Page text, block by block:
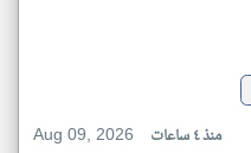
Aug 09, 2026
منذ ٤ ساعات